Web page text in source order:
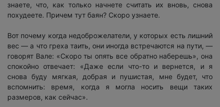
знаете, что, как только начнете считать их вновь, снова
похудеете. Причем тут баян? Скоро узнаете.
Вот почему когда недоброжелатели, у которых есть лишний
вес — а что греха таить, они иногда встречаются на пути, —
говорят Вале: «Скоро ты опять все обратно наберешь», она
спокойно отвечает: «Даже если что-то и вернется, и я
снова буду мягкая, добрая и пушистая, мне будет, что
вспомнить: время, когда я могла носить вещи таких
размеров, как сейчас».